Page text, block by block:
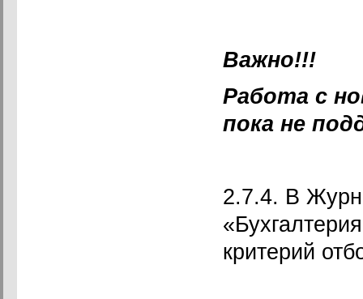
Важно!!!
Работа с
пока не
2.7.4. В
критерий